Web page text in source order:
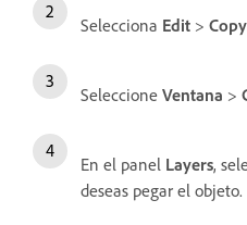
Selecciona Edit > Copy
Seleccione Ventana >
En el panel Layers,
deseas pegar el objeto.